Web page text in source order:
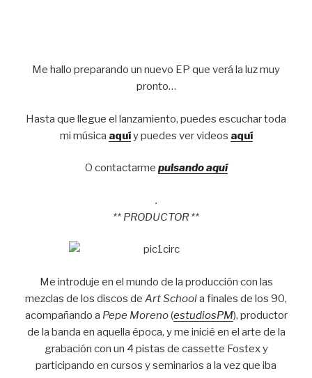
Me hallo preparando un nuevo EP que verá la luz muy
pronto…
Hasta que llegue el lanzamiento, puedes escuchar toda
mi música aquíy puedes ver videos aquí
O contactarme pulsando aquí
.
** PRODUCTOR **
Me introduje en el mundo de la producción con las
mezclas de los discos de Art Schoola finales de los 90,
acompañando a Pepe Moreno(estudiosPM), productor
de la banda en aquella época, y me inicié en el arte de la
grabación con un 4 pistas de cassette Fostex y
participando en cursos y seminarios a la vez que iba